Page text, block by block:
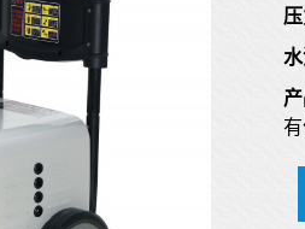
压
水
产